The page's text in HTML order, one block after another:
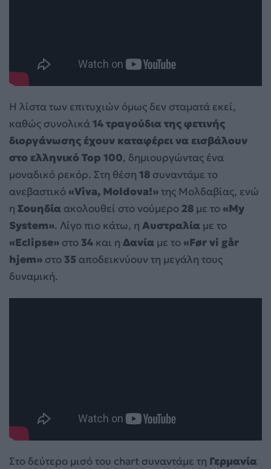
Η λίστα των επιτυχιών όμως δεν σταματά εκεί,
καθώς συνολικά14 τραγούδια της φετινής
διοργάνωσης έχουν καταφέρει να εισβάλουν
στο ελληνικό Top 100, δημιουργώντας ένα
μοναδικό ρεκόρ. Στη θέση 18 συναντάμε το
ανεβαστικό«Viva, Moldova!»της Μολδαβίας, ενώ
η Σουηδία ακολουθεί στο νούμερο 28 με το«My
System». Λίγο πιο κάτω, η Αυστραλία με το
«Eclipse» στο 34 και η Δανία με το«Før vi går
hjem» στο 35 αποδεικνύουν τη μεγάλη τους
δυναμική.
Στο δεύτερο μισό του chart συναντάμε τη Γερμανία